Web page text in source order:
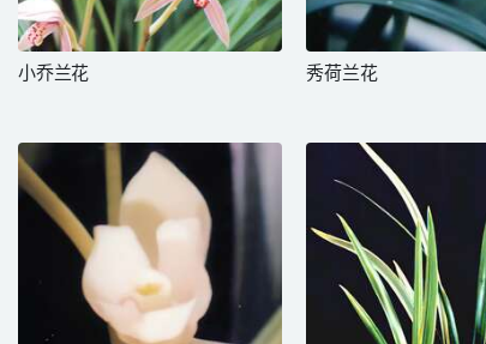
小乔兰花 秀荷兰花